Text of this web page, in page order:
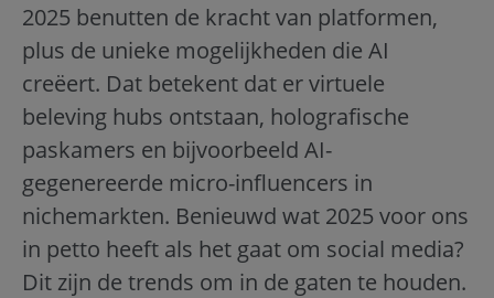
2025 benutten de kracht van platformen,
plus de unieke mogelijkheden die AI
creëert. Dat betekent dat er virtuele
beleving hubs ontstaan, holografische
paskamers en bijvoorbeeld AI-
gegenereerde micro-influencers in
nichemarkten. Benieuwd wat 2025 voor ons
in petto heeft als het gaat om social media?
Dit zijn de trends om in de gaten te houden.